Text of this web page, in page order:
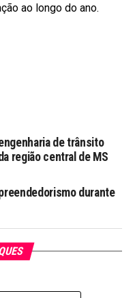
ao longo do ano.
de trânsito
região central de MS
durante